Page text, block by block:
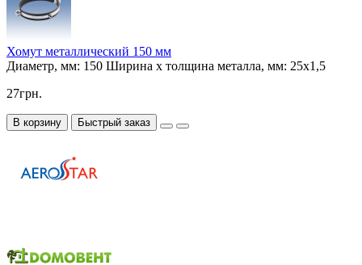
Хомут металлический 150 мм
Диаметр, мм: 150 Ширина х толщина металла, мм: 25х1,5
27грн.
В корзину Быстрый заказ